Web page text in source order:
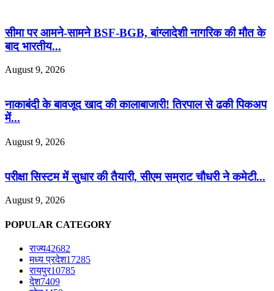
सीमा पर आमने-सामने BSF-BGB, बांग्लादेशी नागरिक की मौत के
बाद भारतीय...
August 9, 2026
नाकाबंदी के बावजूद खाद की कालाबाजारी! तिरपाल से ढकी पिकअप
में...
August 9, 2026
परीक्षा सिस्टम में सुधार की तैयारी, सीएम सम्राट चौधरी ने कमेटी...
August 9, 2026
POPULAR CATEGORY
राज्य42682
मध्य प्रदेश17285
रायपुर10785
देश7409